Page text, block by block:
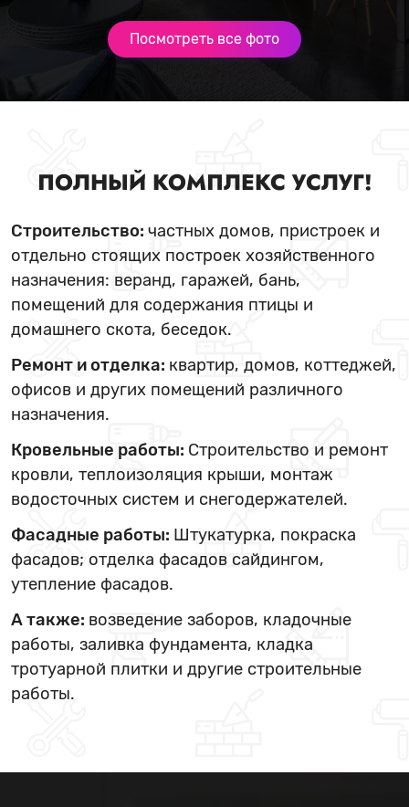
Посмотреть все фото
ПОЛНЫЙ КОМПЛЕКС УСЛУГ!
Строительство: частных домов, пристроек и
отдельно стоящих построек хозяйственного
назначения: веранд, гаражей, бань,
помещений для содержания птицы и
домашнего скота, беседок.
Ремонт и отделка: квартир, домов, коттеджей,
офисов и других помещений различного
назначения.
Кровельные работы: Строительство и ремонт
кровли, теплоизоляция крыши, монтаж
водосточных систем и снегодержателей.
Фасадные работы: Штукатурка, покраска
фасадов; отделка фасадов сайдингом,
утепление фасадов.
А также: возведение заборов, кладочные
работы, заливка фундамента, кладка
тротуарной плитки и другие строительные
работы.